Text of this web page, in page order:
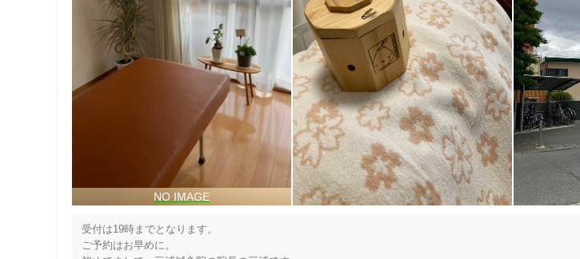
受付は19時までとなります。
ご予約はお早めに。